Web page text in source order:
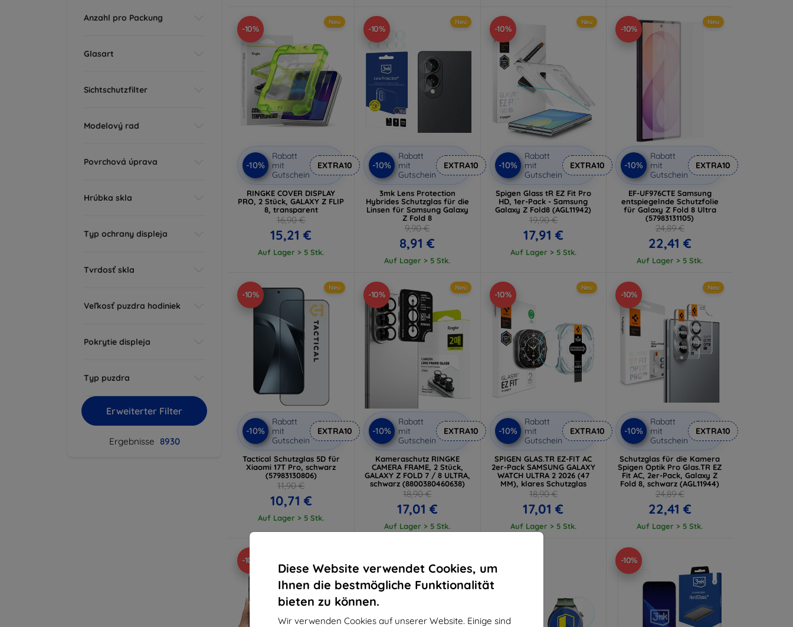
Diese Website verwendet Cookies, um
Ihnen die bestmögliche Funktionalität
bieten zu können.
Wir verwenden Cookies auf unserer Website. Einige sind
Anzahl pro Packung
Glasart
Sichtschutzfilter
Modelový rad
Povrchová úprava
Hrúbka skla
Typ ochrany displeja
Tvrdosť skla
Veľkosť puzdra hodiniek
Pokrytie displeja
Typ puzdra
Erweiterter Filter
Ergebnisse 8930
-10%
Neu
-10%
Rabatt
mit
Gutschein
EXTRA10
RINGKE COVER DISPLAY
PRO, 2 Stück, GALAXY Z FLIP
8, transparent
16,90 €
15,21 €
Auf Lager > 5 Stk.
-10%
Neu
-10%
Rabatt
mit
Gutschein
EXTRA10
3mk Lens Protection
Hybrides Schutzglas für die
Linsen für Samsung Galaxy
Z Fold 8
9,90 €
8,91 €
Auf Lager > 5 Stk.
-10%
Neu
-10%
Rabatt
mit
Gutschein
EXTRA10
Spigen Glass tR EZ Fit Pro
HD, 1er-Pack - Samsung
Galaxy Z Fold8 (AGL11942)
19,90 €
17,91 €
Auf Lager > 5 Stk.
-10%
Neu
-10%
Rabatt
mit
Gutschein
EXTRA10
EF-UF976CTE Samsung
entspiegelnde Schutzfolie
für Galaxy Z Fold 8 Ultra
(57983131105)
24,89 €
22,41 €
Auf Lager > 5 Stk.
-10%
Neu
-10%
Rabatt
mit
Gutschein
EXTRA10
Tactical Schutzglas 5D für
Xiaomi 17T Pro, schwarz
(57983130806)
11,90 €
10,71 €
Auf Lager > 5 Stk.
-10%
Neu
-10%
Rabatt
mit
Gutschein
EXTRA10
Kameraschutz RINGKE
CAMERA FRAME, 2 Stück,
GALAXY Z FOLD 7 / 8 ULTRA,
schwarz (8800380460638)
18,90 €
17,01 €
Auf Lager > 5 Stk.
-10%
Neu
-10%
Rabatt
mit
Gutschein
EXTRA10
SPIGEN GLAS.TR EZ-FIT AC
2er-Pack SAMSUNG GALAXY
WATCH ULTRA 2 2026 (47
MM), klares Schutzglas
18,90 €
17,01 €
Auf Lager > 5 Stk.
-10%
Neu
-10%
Rabatt
mit
Gutschein
EXTRA10
Schutzglas für die Kamera
Spigen Optik Pro Glas.TR EZ
Fit AC, 2er-Pack, Galaxy Z
Fold 8, schwarz (AGL11944)
24,89 €
22,41 €
Auf Lager > 5 Stk.
-10% -10%